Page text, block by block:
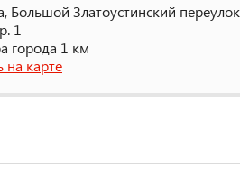
Большой Златоустинский
1
города 1 км
на карте